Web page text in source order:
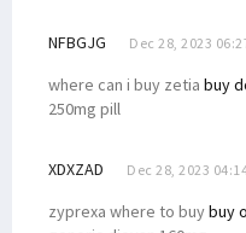
NFBGJG Dec 28, 2023
where can i buy zetia buy
250mg pill
XDXZAD Dec 28, 2023
zyprexa where to buybuy